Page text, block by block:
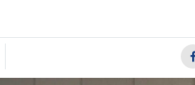
Bitlis